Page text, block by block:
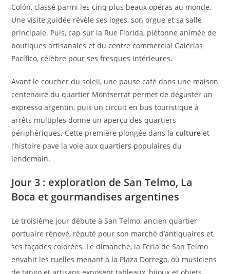
Colón, classé parmi les cinq plus beaux opéras au monde.
Une visite guidée révèle ses loges, son orgue et sa salle
principale. Puis, cap sur la Rue Florida, piétonne animée de
boutiques artisanales et du centre commercial Galerías
Pacífico, célèbre pour ses fresques intérieures.
Avant le coucher du soleil, une pause café dans une maison
centenaire du quartier Montserrat permet de déguster un
expresso argentin, puis un circuit en bus touristique à
arrêts multiples donne un aperçu des quartiers
périphériques. Cette première plongée dans laculture et
l’histoire pave la voie aux quartiers populaires du
lendemain.
Jour 3 : exploration de San Telmo, La
Boca et gourmandises argentines
Le troisième jour débute à San Telmo, ancien quartier
portuaire rénové, réputé pour son marché d’antiquaires et
ses façades colorées. Le dimanche, la Feria de San Telmo
envahit les ruelles menant à la Plaza Dorrego, où musiciens